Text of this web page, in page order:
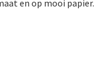
en op mooi papier.